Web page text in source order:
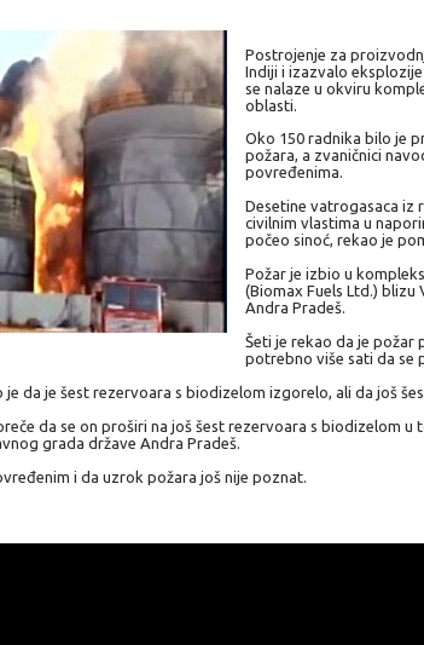
Postrojenje za
Indiji i izazvalo
se nalaze u okviru
oblasti.
Oko 150 radnika bilo je
požara, a zvaničnici
povređenima.
Desetine vatrogasaca iz
civilnim vlastima u
počeo sinoć, rekao je
Požar je izbio u
(Biomax Fuels Ltd.) blizu
Andra Pradeš.
Šeti je rekao da je požar
potrebno više sati da se
je da je šest rezervoara s biodizelom izgorelo, ali da još
da se on proširi na još šest rezervoara s biodizelom u
grada države Andra Pradeš.
i da uzrok požara još nije poznat.